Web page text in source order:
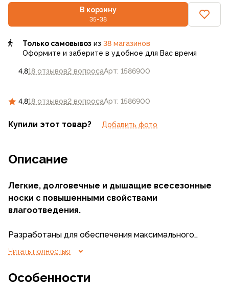
4,818 отзывов2 вопросаАрт: 1586900
В корзину
35-38
4,818 отзывов2 вопросаАрт: 1586900
Только самовывоз из 38 магазинов
Оформите и заберите в удобное для Вас время
Купили этот товар? Добавить фото
Описание
Легкие, долговечные и дышащие всесезонные
носки с повышенными свойствами
влагоотведения.
Разработаны для обеспечения максимального
комфорта. При их создании компания СПЛАВ
высокоэффективному микроволокну, которое
Читать полностью
Особенности